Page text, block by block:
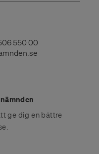
550 00
ge dig en bättre